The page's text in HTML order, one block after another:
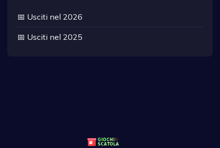
📅 Usciti nel 2026
📅 Usciti nel 2025